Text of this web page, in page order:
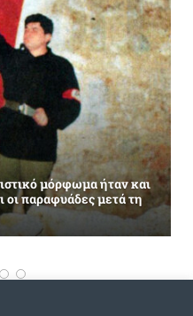
μόρφωμα ήταν και
οι παραφυάδες μετά τη